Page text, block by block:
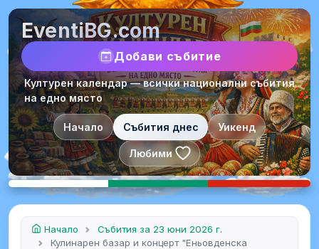
EventiBG.com
Добави събитие
Културен календар — всички национални събития
на едно място
Начало Събития днес Уикенд
Любими
Начало
Събития за 23 юни 2026 г.
Кулинарен базар и концерт "Еньовденска